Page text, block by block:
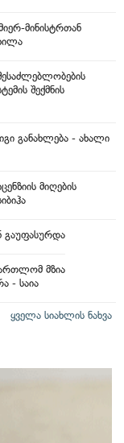
მინისტრთან
შექმნის
განახლება - ახალი
მიღების
მზია
- საია
ყველა სიახლის ნახვა